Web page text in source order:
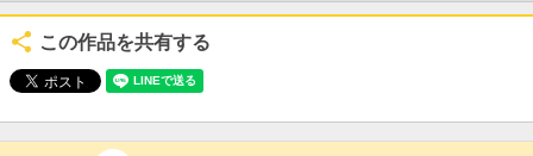
この作品を共有する